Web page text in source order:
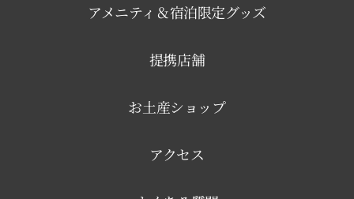
アメニティ＆宿泊限定グッズ
提携店舗
お土産ショップ
アクセス